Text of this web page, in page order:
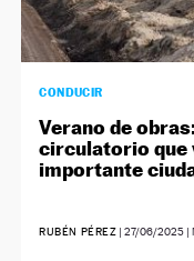
CONDUCIR
Verano de
circulatorio que
importante
RUBÉN PÉREZ |27/06/2025 |